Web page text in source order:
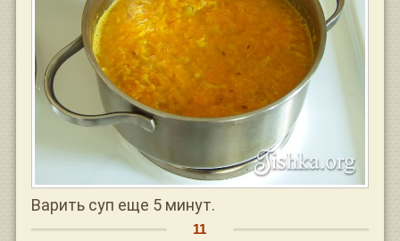
Варить суп еще 5 минут.